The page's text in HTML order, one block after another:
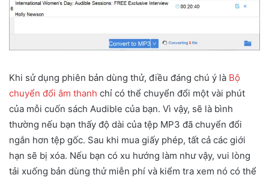
Khi sử dụng phiên bản dùng thử, điều đáng chú ý là Bộ
chuyển đổi âm thanh chỉ có thể chuyển đổi một vài phút
của mỗi cuốn sách Audible của bạn. Vì vậy, sẽ là bình
thường nếu bạn thấy độ dài của tệp MP3 đã chuyển đổi
ngắn hơn tệp gốc. Sau khi mua giấy phép, tất cả các giới
hạn sẽ bị xóa. Nếu bạn có xu hướng làm như vậy, vui lòng
tải xuống bản dùng thử miễn phí và kiểm tra xem nó có thể